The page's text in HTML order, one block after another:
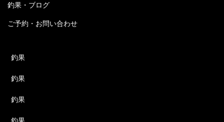
釣果・ブログ
ご予約・お問い合わせ
釣果
釣果
釣果
釣果